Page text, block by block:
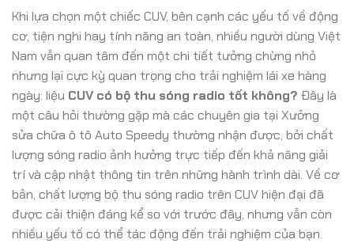
Khi lựa chọn một chiếc CUV, bên cạnh các yếu tố về động
cơ, tiện nghi hay tính năng an toàn, nhiều người dùng Việt
Nam vẫn quan tâm đến một chi tiết tưởng chừng nhỏ
nhưng lại cực kỳ quan trọng cho trải nghiệm lái xe hàng
ngày: liệu CUV có bộ thu sóng radio tốt không? Đây là
một câu hỏi thường gặp mà các chuyên gia tại Xưởng
sửa chữa ô tô Auto Speedy thường nhận được, bởi chất
lượng sóng radio ảnh hưởng trực tiếp đến khả năng giải
trí và cập nhật thông tin trên những hành trình dài. Về cơ
bản, chất lượng bộ thu sóng radio trên CUV hiện đại đã
được cải thiện đáng kể so với trước đây, nhưng vẫn còn
nhiều yếu tố có thể tác động đến trải nghiệm của bạn.